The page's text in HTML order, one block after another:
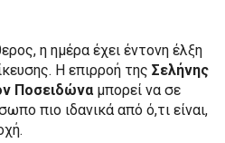
η ημέρα έχει έντονη έλξη
Η επιρροή της Σελήνης
Ποσειδώναμπορεί να σε
πιο ιδανικά από ό,τι είναι,